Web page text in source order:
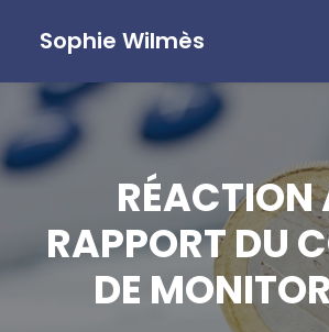
Sophie Wilmès
RÉACTION
RAPPORT DU
DE